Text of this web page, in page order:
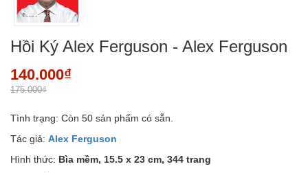
Hồi Ký Alex Ferguson - Alex Ferguson
140.000₫
175.000₫
Tình trạng: Còn 50 sản phẩm có sẵn.
Tác giả: Alex Ferguson
Hình thức: Bìa mềm, 15.5 x 23 cm, 344 trang